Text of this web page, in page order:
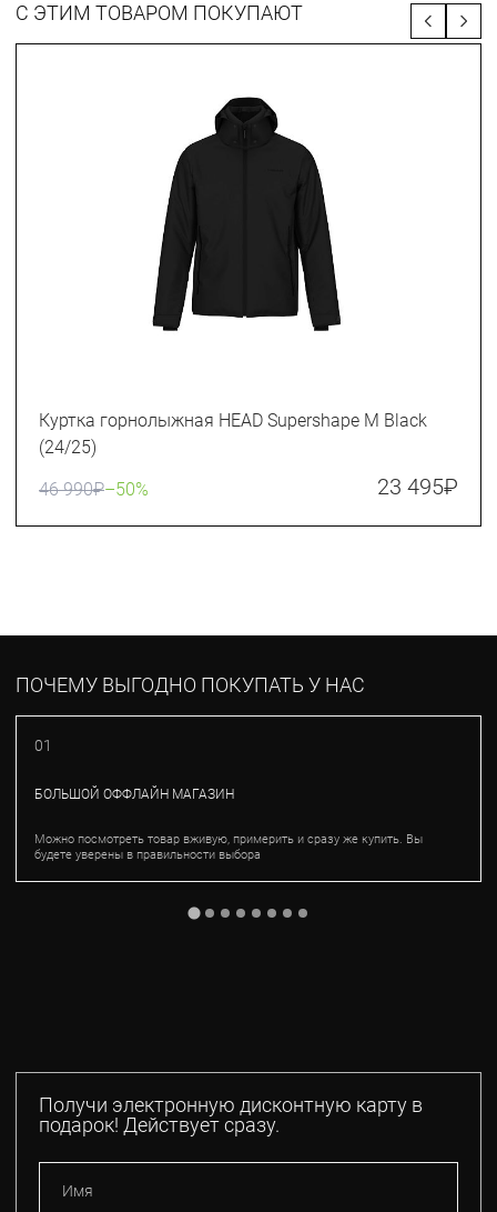
С ЭТИМ ТОВАРОМ ПОКУПАЮТ
Куртка горнолыжная HEAD Supershape M Black
(24/25)
46 990₽–50% 23 495₽
ПОЧЕМУ ВЫГОДНО ПОКУПАТЬ У НАС
01
БОЛЬШОЙ ОФФЛАЙН МАГАЗИН
Можно посмотреть товар вживую, примерить и сразу же купить. Вы
будете уверены в правильности выбора
Получи электронную дисконтную карту в
подарок! Действует сразу.